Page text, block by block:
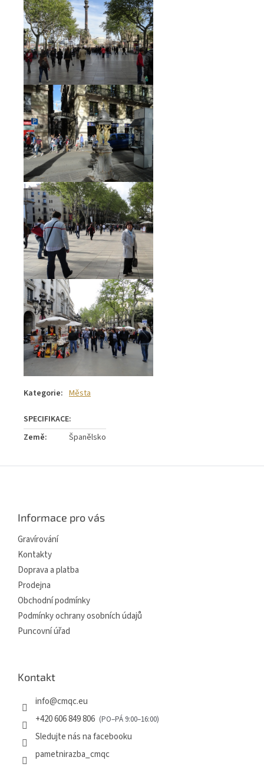
Kategorie: Města
Země: Španělsko
Informace pro vás
Gravírování
Kontakty
Doprava a platba
Prodejna
Obchodní podmínky
Podmínky ochrany osobních údajů
Puncovní úřad
Kontakt
info@cmqc.eu
+420 606 849 806
Sledujte nás na facebooku
pametnirazba_cmqc